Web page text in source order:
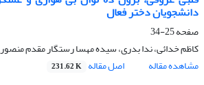
دانشجویان دختر فعال
صفحه25-34
کاظم خدائی، ندا بدری، سیده مهسا رستگار مقدم
مشاهده مقاله
اصل مقاله 231.62 K